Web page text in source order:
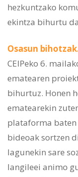
hezkuntzako
ekintza bihurtu
Osasun
CEIPeko 6.
ematearen
bihurtuz. Honen
ematearekin
plataforma baten
bideoak sortzen
lagunekin sare
langileei animo